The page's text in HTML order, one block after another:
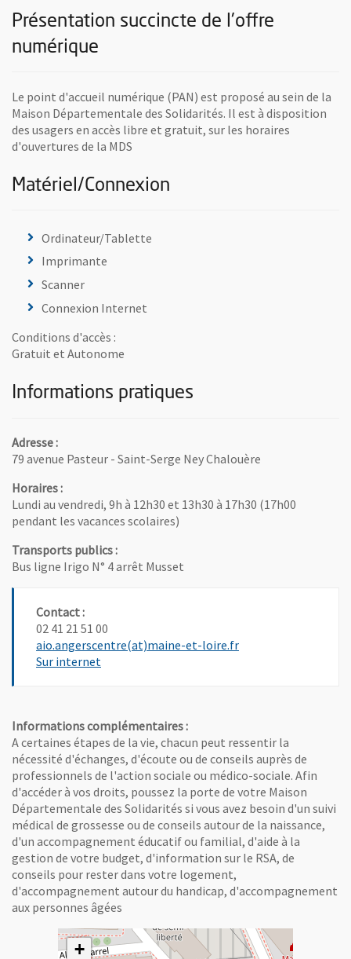
Présentation succincte de l'offre
numérique
Le point d'accueil numérique (PAN) est proposé au sein de la
Maison Départementale des Solidarités. Il est à disposition
des usagers en accès libre et gratuit, sur les horaires
d'ouvertures de la MDS
Matériel/Connexion
Ordinateur/Tablette
Imprimante
Scanner
Connexion Internet
Conditions d'accès :
Gratuit et Autonome
Informations pratiques
Adresse :
79 avenue Pasteur - Saint-Serge Ney Chalouère
Horaires :
Lundi au vendredi, 9h à 12h30 et 13h30 à 17h30 (17h00
pendant les vacances scolaires)
Transports publics :
Bus ligne Irigo N° 4 arrêt Musset
Contact :
02 41 21 51 00
aio.angerscentre(at)maine-et-loire.fr, Ouvre une
Sur internet
Informations complémentaires :
A certaines étapes de la vie, chacun peut ressentir la
nécessité d'échanges, d'écoute ou de conseils auprès de
professionnels de l'action sociale ou médico-sociale. Afin
d'accéder à vos droits, poussez la porte de votre Maison
Départementale des Solidarités si vous avez besoin d'un suivi
médical de grossesse ou de conseils autour de la naissance,
d'un accompagnement éducatif ou familial, d'aide à la
gestion de votre budget, d'information sur le RSA, de
conseils pour rester dans votre logement,
d'accompagnement autour du handicap, d'accompagnement
aux personnes âgées
+